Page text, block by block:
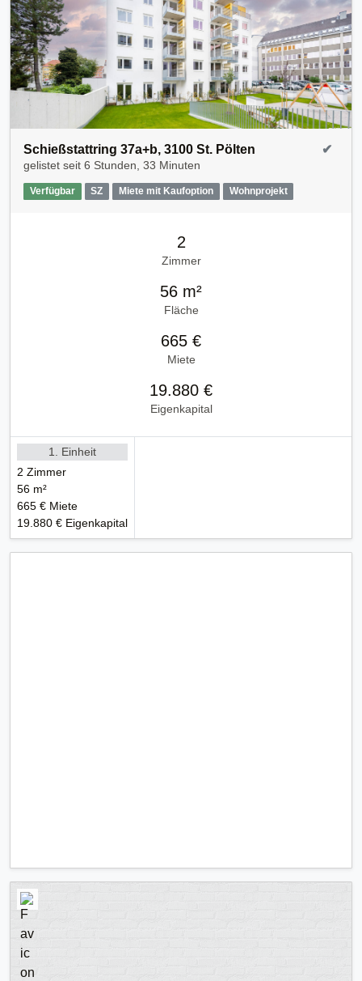
Schießstattring 37a+b, 3100 St. Pölten
gelistet seit 6 Stunden, 33 Minuten
Verfügbar SZ Miete mit Kaufoption Wohnprojekt
✔
2
Zimmer
56 m²
Fläche
665 €
Miete
19.880 €
Eigenkapital
1. Einheit
2 Zimmer
56 m²
665 € Miete
19.880 € Eigenkapital